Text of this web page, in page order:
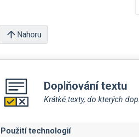
Nahoru
Doplňování textu
Krátké texty, do kterých
Použití technologií